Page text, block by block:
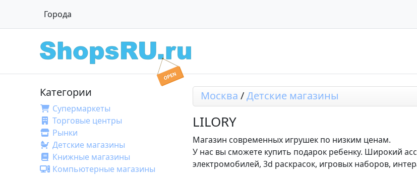
Города
Категории
Супермаркеты
Торговые центры
Рынки
Детские магазины
Книжные магазины
Компьютерные магазины
Москва /Детские магазины
LILORY
Магазин современных игрушек по низким ценам.
У нас вы сможете купить подарок ребенку. Широкий
электромобилей, 3d раскрасок, игровых наборов,